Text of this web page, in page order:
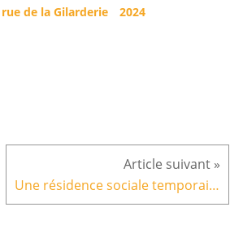
rue de la Gilarderie
2024
Une résidence sociale temporaire de 80 places prévue à Pirmil, à Nantes